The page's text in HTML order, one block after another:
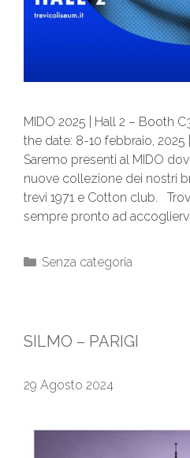
MIDO 2025 | Hall 2 – Booth
the date: 8-10 febbraio, 2025
Saremo presenti al MIDO
nuove collezione dei nostri
trevi 1971 e Cotton club.
sempre pronto ad
Senza categoria
SILMO – PARIGI
29 Agosto 2024